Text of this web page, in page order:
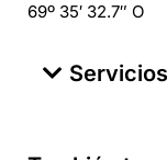
69º 35′ 32.7″ O